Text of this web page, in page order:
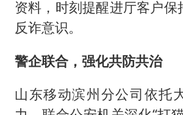
资料，时刻提醒进厅客户保
反诈意识。
警企联合，强化共防共治
山东移动滨州分公司依托